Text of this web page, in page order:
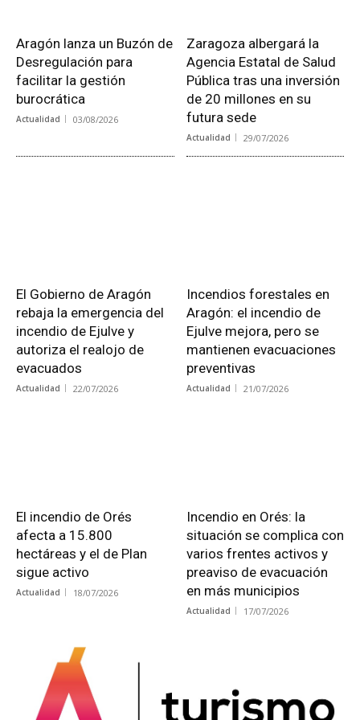
Aragón lanza un Buzón de
Desregulación para
facilitar la gestión
burocrática
Actualidad 03/08/2026
Zaragoza albergará la
Agencia Estatal de Salud
Pública tras una inversión
de 20 millones en su
futura sede
Actualidad 29/07/2026
El Gobierno de Aragón
rebaja la emergencia del
incendio de Ejulve y
autoriza el realojo de
evacuados
Actualidad 22/07/2026
Incendios forestales en
Aragón: el incendio de
Ejulve mejora, pero se
mantienen evacuaciones
preventivas
Actualidad 21/07/2026
El incendio de Orés
afecta a 15.800
hectáreas y el de Plan
sigue activo
Actualidad 18/07/2026
Incendio en Orés: la
situación se complica con
varios frentes activos y
preaviso de evacuación
en más municipios
Actualidad 17/07/2026